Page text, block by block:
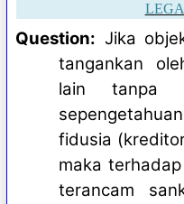
Question: Jika
tangankan
lain tanpa
fidusia
maka
terancam